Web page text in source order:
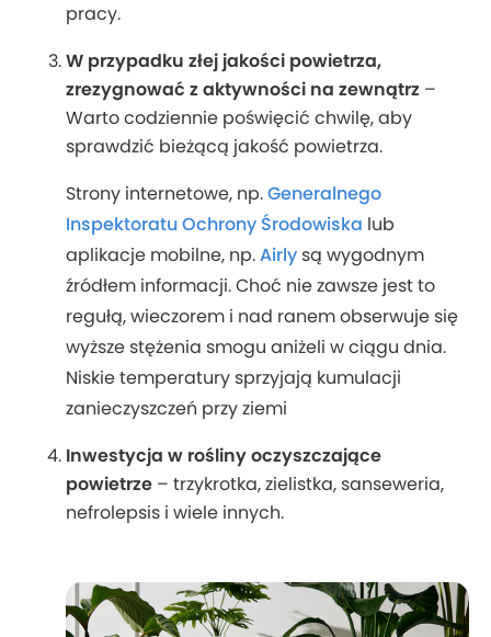
pracy.
W przypadku złej jakości powietrza,
zrezygnować z aktywności na zewnątrz –
Warto codziennie poświęcić chwilę, aby
sprawdzić bieżącą jakość powietrza.
Strony internetowe, np.Generalnego
Inspektoratu Ochrony Środowiska lub
aplikacje mobilne, np.Airly są wygodnym
źródłem informacji. Choć nie zawsze jest to
regułą, wieczorem i nad ranem obserwuje się
wyższe stężenia smogu aniżeli w ciągu dnia.
Niskie temperatury sprzyjają kumulacji
zanieczyszczeń przy ziemi
Inwestycja w rośliny oczyszczające
powietrze – trzykrotka, zielistka, sanseweria,
nefrolepsis i wiele innych.